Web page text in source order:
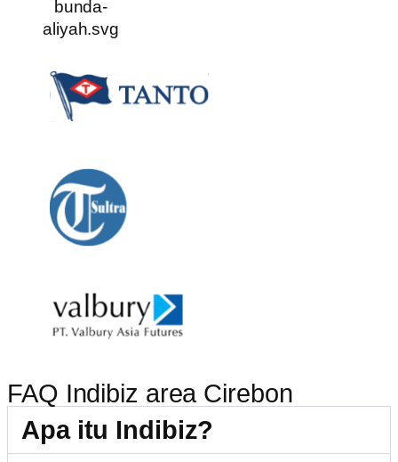
FAQ Indibiz area Cirebon
Apa itu Indibiz?